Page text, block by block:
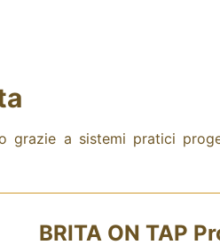
grazie a sistemi pratici
BRITA ON TAP